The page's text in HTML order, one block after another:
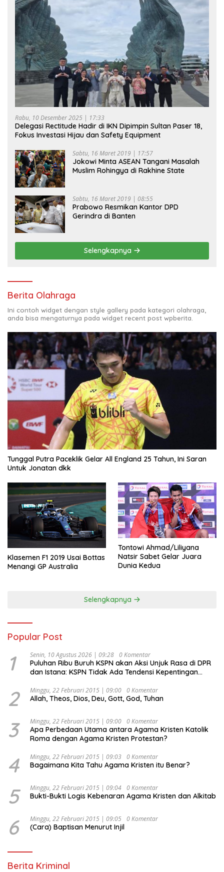
Rabu, 10 Desember 2025 | 17:33
Delegasi Rectitude Hadir di IKN Dipimpin Sultan Paser 18,
Fokus Investasi Hijau dan Safety Equipment
Sabtu, 16 Maret 2019 | 17:57
Jokowi Minta ASEAN Tangani Masalah
Muslim Rohingya di Rakhine State
Sabtu, 16 Maret 2019 | 08:55
Prabowo Resmikan Kantor DPD
Gerindra di Banten
Selengkapnya
Berita Olahraga
Ini contoh widget dengan style gallery pada kategori olahraga,
anda bisa mengaturnya pada widget recent post wpberita.
Tunggal Putra Paceklik Gelar All England 25 Tahun, Ini Saran
Untuk Jonatan dkk
Klasemen F1 2019 Usai Bottas
Menangi GP Australia
Tontowi Ahmad/Liliyana
Natsir Sabet Gelar Juara
Dunia Kedua
Selengkapnya
Popular Post
1 Senin, 10 Agustus 2026 | 09:28 0 Komentar
Puluhan Ribu Buruh KSPN akan Aksi Unjuk Rasa di DPR
dan Istana: KSPN Tidak Ada Tendensi Kepentingan
2 Minggu, 22 Februari 2015 | 09:00 0 Komentar
Allah, Theos, Dios, Deu, Gott, God, Tuhan
3 Minggu, 22 Februari 2015 | 09:00 0 Komentar
Apa Perbedaan Utama antara Agama Kristen Katolik
Roma dengan Agama Kristen Protestan?
4 Minggu, 22 Februari 2015 | 09:03 0 Komentar
Bagaimana Kita Tahu Agama Kristen itu Benar?
5 Minggu, 22 Februari 2015 | 09:04 0 Komentar
Bukti-Bukti Logis Kebenaran Agama Kristen dan Alkitab
6 Minggu, 22 Februari 2015 | 09:05 0 Komentar
(Cara) Baptisan Menurut Injil
Berita Kriminal